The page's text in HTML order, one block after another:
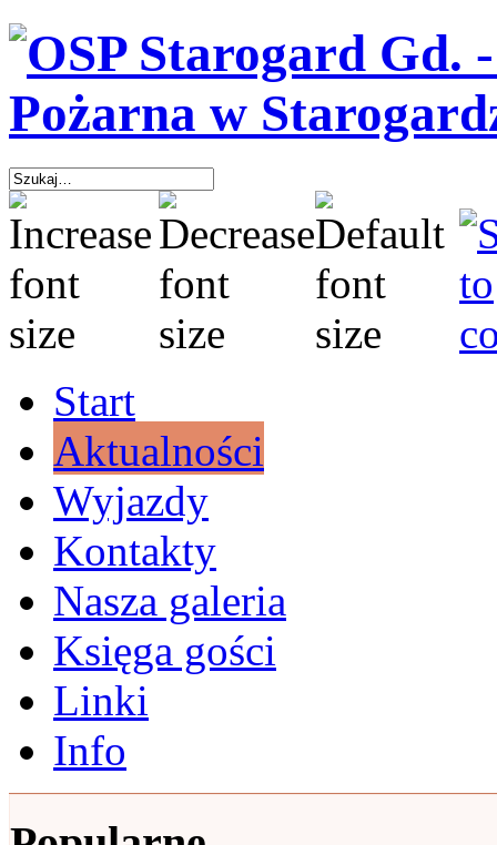
Start
Aktualności
Wyjazdy
Kontakty
Nasza galeria
Księga gości
Linki
Info